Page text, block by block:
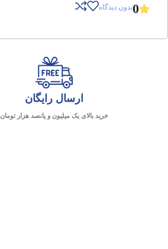
0بدون دیدگاه
ارسال رایگان
خرید بالای یک میلیون و پانصد هزار تومان